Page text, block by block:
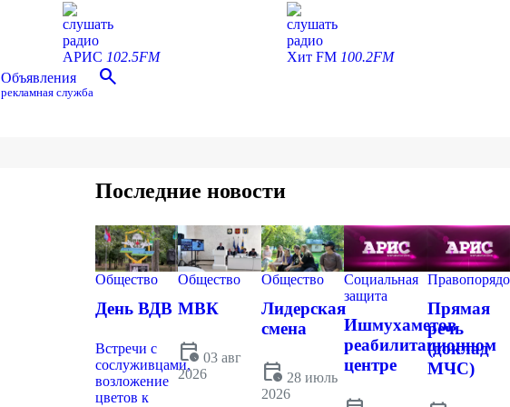
слушать
радио
АРИС 102.5FM
слушать
радио
Хит FM 100.2FM
Объявления
рекламная служба
search
Последние новости
Общество
День ВДВ
Встречи с
сослуживцами,
возложение
цветов к
Общество
МВК
calendar_clock 03 авг
2026
Общество
Лидерская
смена
calendar_clock 28 июль
2026
Социальная
защита
Ишмухаметов
реабилитационном
центре
Прямая
речь
(доклад
МЧС)